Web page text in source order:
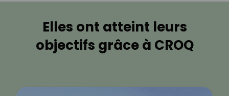
Elles ont atteint leurs
objectifs grâce à CROQ